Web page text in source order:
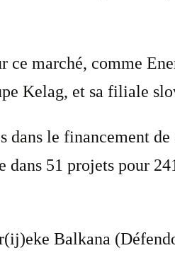
ce marché, comme
Kelag, et sa filiale
dans le financement
51 projets pour
Balkana